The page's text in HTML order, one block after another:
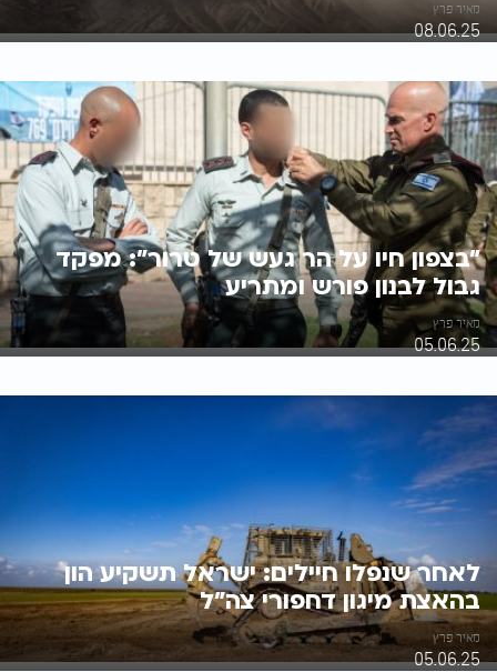
מאיר פרץ
08.06.25
"בצפון חיו על הר געש של טרור": מפקד
גבול לבנון פורש ומתריע
מאיר פרץ
05.06.25
לאחר שנפלו חיילים: ישראל תשקיע הון
בהאצת מיגון דחפורי צה"ל
מאיר פרץ
05.06.25